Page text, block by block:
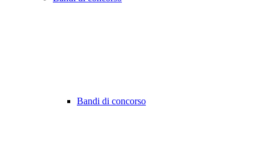
Bandi di concorso